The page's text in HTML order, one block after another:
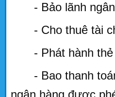
- Bảo lãnh
- Cho thuê tài
- Phát hành
- Bao thanh
ngân hàng được